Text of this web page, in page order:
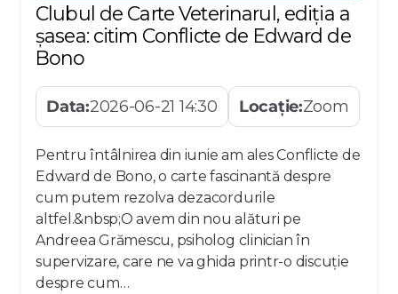
Clubul de Carte Veterinarul, ediția a
șasea: citim Conflicte de Edward de
Bono
Data:2026-06-21 14:30 Locație:Zoom
Pentru întâlnirea din iunie am ales Conflicte de
Edward de Bono, o carte fascinantă despre
cum putem rezolva dezacordurile
altfel.&nbsp;O avem din nou alături pe
Andreea Grămescu, psiholog clinician în
supervizare, care ne va ghida printr-o discuție
despre cum…